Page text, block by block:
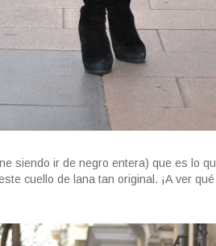
siendo ir de negro entera) que es lo
cuello de lana tan original. ¡A ver